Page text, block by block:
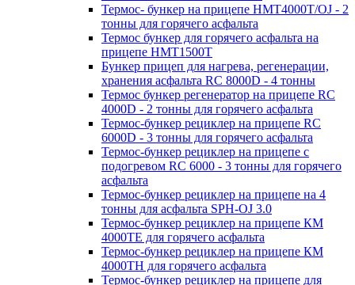
Термос- бункер на прицепе HMT4000T/OJ - 2
тонны для горячего асфальта
Термос бункер для горячего асфальта на
прицепе HMT1500T
Бункер прицеп для нагрева, регенерации,
хранения асфальта RC 8000D - 4 тонны
Термос бункер регенератор на прицепе RC
4000D - 2 тонны для горячего асфальта
Термос-бункер рециклер на прицепе RC
6000D - 3 тонны для горячего асфальта
Термос-бункер рециклер на прицепе с
подогревом RC 6000 - 3 тонны для горячего
асфальта
Термос-бункер рециклер на прицепе на 4
тонны для асфальта SPH-OJ 3.0
Термос-бункер рециклер на прицепе КМ
4000ТЕ для горячего асфальта
Термос-бункер рециклер на прицепе КМ
4000ТН для горячего асфальта
Термос-бункер рециклер на прицепе для